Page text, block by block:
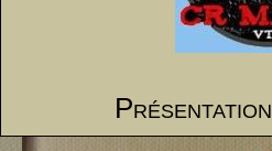
Présentation